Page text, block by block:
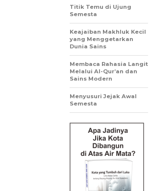
Titik Temu di Ujung
Semesta
Keajaiban Makhluk Kecil
yang Menggetarkan
Dunia Sains
Membaca Rahasia Langit
Melalui Al-Qur’an dan
Sains Modern
Menyusuri Jejak Awal
Semesta